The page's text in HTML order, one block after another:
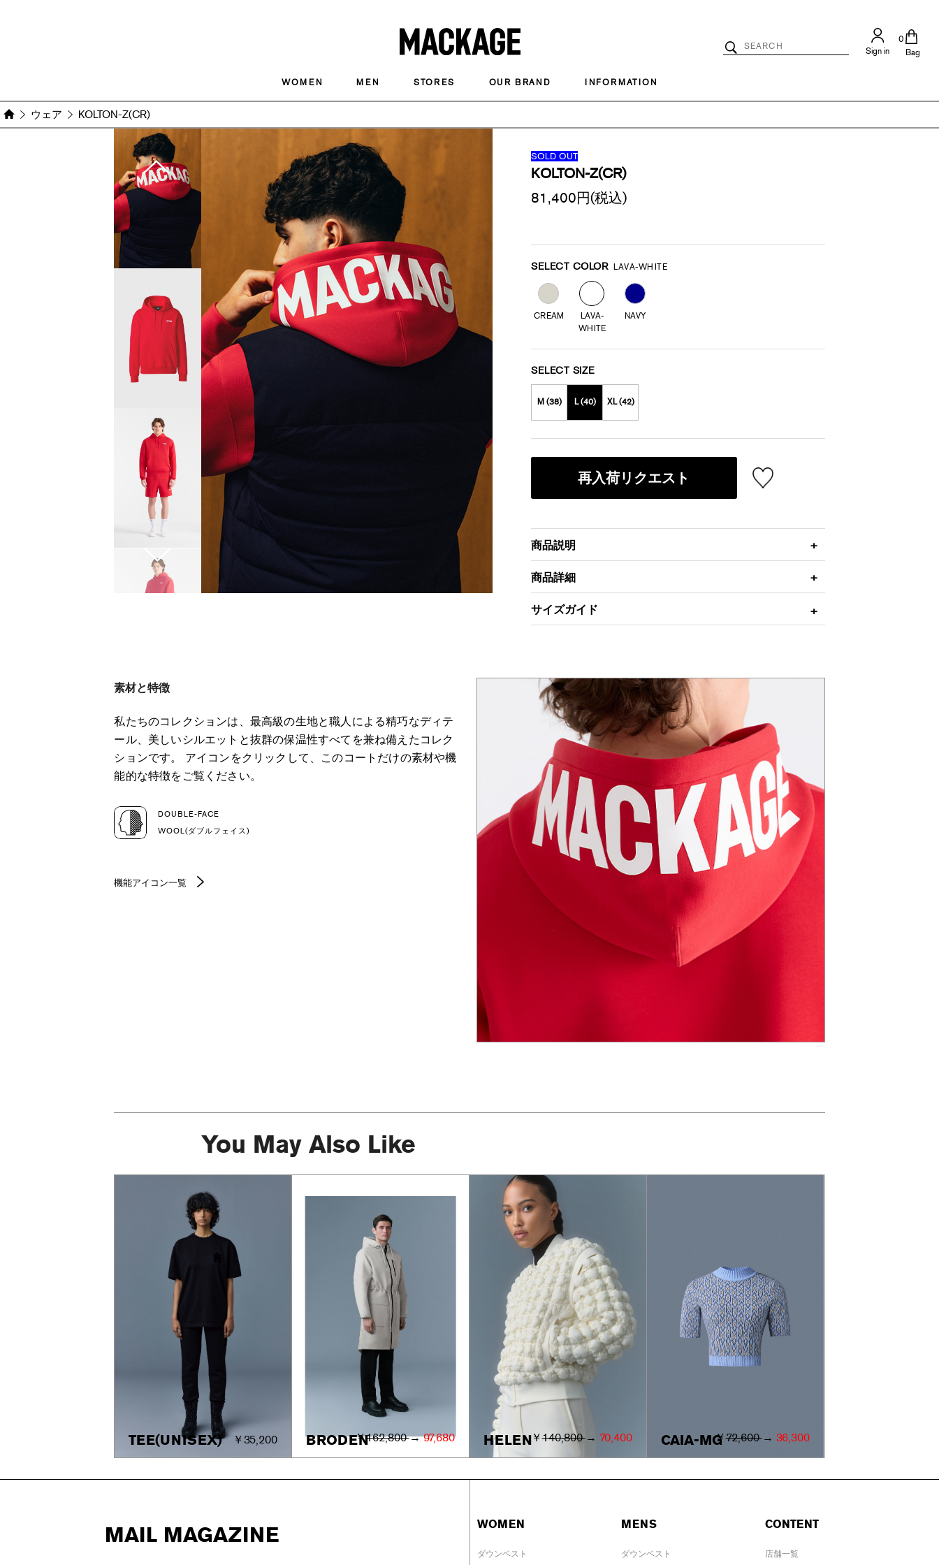
MACKAGE
Bag
0
Sign in
Search
Catalog
WOMEN MEN STORES OUR BRAND INFORMATION
ウェア KOLTON-Z(CR)
SOLD OUT
KOLTON-Z(CR)
81,400円(税込)
Promotions
SELECT COLOR LAVA-WHITE
CREAM
LAVA-
WHITE
NAVY
SELECT SIZE
M (38) L (40) XL (42)
再入荷リクエスト
商品説明
商品詳細
サイズガイド
素材と特徴
私たちのコレクションは、最高級の生地と職人による精巧なディテ
ール、美しいシルエットと抜群の保温性すべてを兼ね備えたコレク
ションです。 アイコンをクリックして、このコートだけの素材や機
能的な特徴をご覧ください。
DOUBLE-FACE
WOOL(ダブルフェイス)
機能アイコン一覧
You May Also Like
TEE(UNISEX) ￥35,200 BRODEN
￥162,800→97,680 HELEN￥140,800→ 70,400 CAIA-MG
￥72,600→ 36,300
MAIL MAGAZINE WOMEN
ダウンベスト
MENS
ダウンベスト
CONTENT
店舗一覧